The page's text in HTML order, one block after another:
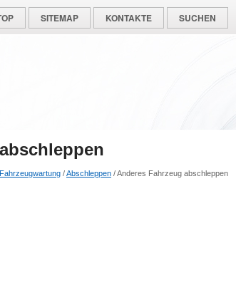
SITEMAP KONTAKTE SUCHEN
Fahrzeugwartung /Abschleppen / Anderes Fahrzeug abschleppen